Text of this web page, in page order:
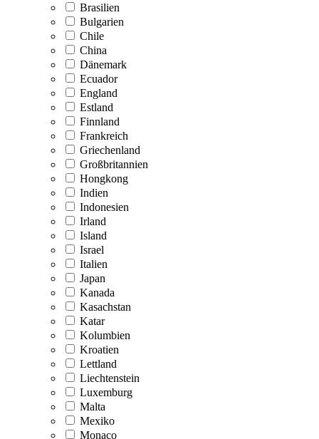
Brasilien
Bulgarien
Chile
China
Dänemark
Ecuador
England
Estland
Finnland
Frankreich
Griechenland
Großbritannien
Hongkong
Indien
Indonesien
Irland
Island
Israel
Italien
Japan
Kanada
Kasachstan
Katar
Kolumbien
Kroatien
Lettland
Liechtenstein
Luxemburg
Malta
Mexiko
Monaco